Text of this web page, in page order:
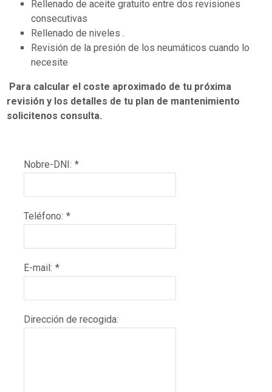
Rellenado de aceite gratuito entre dos revisiones
consecutivas
Rellenado de niveles .
Revisión de la presión de los neumáticos cuando lo
necesite
Para calcular el coste aproximado de tu próxima
revisión y los detalles de tu plan de mantenimiento
solicitenos consulta.
Nobre-DNI: *
Teléfono: *
E-mail: *
Dirección de recogida: